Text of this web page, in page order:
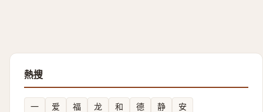
熱搜
一 爱 福 龙 和 德 静 安